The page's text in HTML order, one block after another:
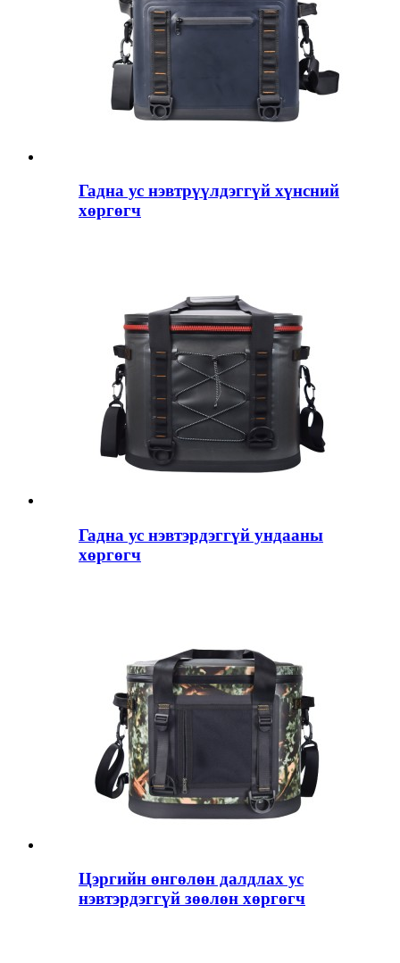
Гадна ус нэвтрүүлдэггүй хүнсний
хөргөгч
Гадна ус нэвтэрдэггүй ундааны
хөргөгч
Цэргийн өнгөлөн далдлах ус
нэвтэрдэггүй зөөлөн хөргөгч